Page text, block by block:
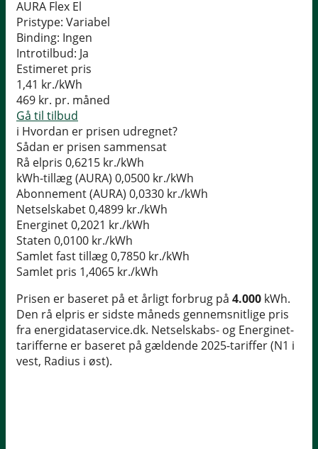
AURA Flex El
Pristype: Variabel
Binding: Ingen
Introtilbud: Ja
Estimeret pris
1,41 kr./kWh
469 kr. pr. måned
Gå til tilbud
i Hvordan er prisen udregnet?
Sådan er prisen sammensat
Rå elpris 0,6215 kr./kWh
kWh-tillæg (AURA) 0,0500 kr./kWh
Abonnement (AURA) 0,0330 kr./kWh
Netselskabet0,4899 kr./kWh
Energinet0,2021 kr./kWh
Staten 0,0100 kr./kWh
Samlet fast tillæg0,7850 kr./kWh
Samlet pris 1,4065 kr./kWh
Prisen er baseret på et årligt forbrug på 4.000 kWh.
Den rå elpris er sidste måneds gennemsnitlige pris
fra energidataservice.dk. Netselskabs- og Energinet-
tarifferne er baseret på gældende 2025-tariffer (N1 i
vest, Radius i øst).